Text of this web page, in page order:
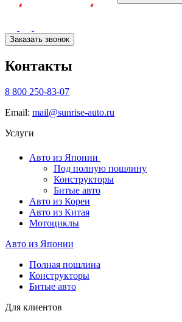
Заказать звонок
Контакты
8 800 250-83-07
Email: mail@sunrise-auto.ru
Услуги
Авто из Японии
Под полную пошлину
Конструкторы
Битые авто
Авто из Кореи
Авто из Китая
Мотоциклы
Авто из Японии
Полная пошлина
Конструкторы
Битые авто
Для клиентов